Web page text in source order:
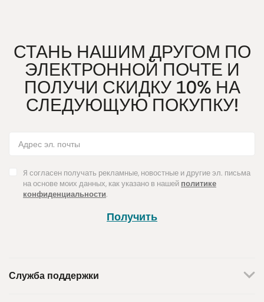
СТАНЬ НАШИМ ДРУГОМ ПО
ЭЛЕКТРОННОЙ ПОЧТЕ И
ПОЛУЧИ СКИДКУ 10% НА
СЛЕДУЮЩУЮ ПОКУПКУ!
Я согласен получать рекламные, новостные и другие эл. письма
на основе моих данных, как указано в нашей политике
конфиденциальности.
Получить
Служба поддержки